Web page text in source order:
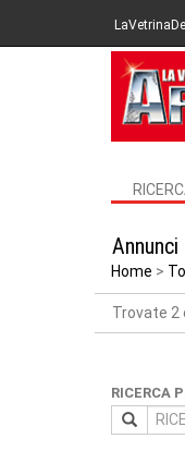
Home
Trovate
RICERCA